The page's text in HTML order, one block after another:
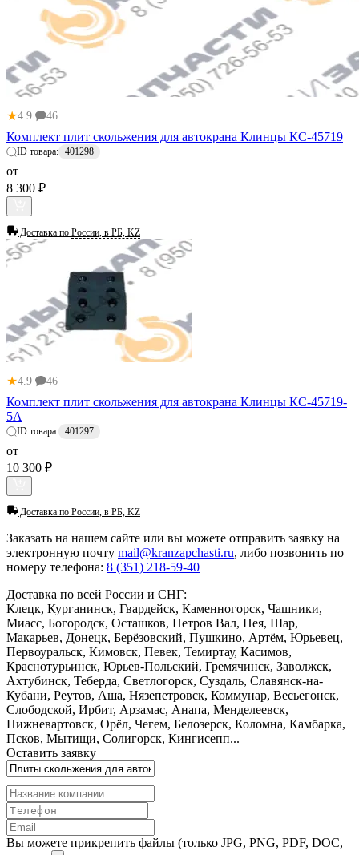
★4.9 46
Комплект плит скольжения для автокрана Клинцы КС-45719
ID товара: 401298
от
8 300 ₽
Доставка по России, в РБ, KZ
★4.9 46
Комплект плит скольжения для автокрана Клинцы КС-45719-
5А
ID товара: 401297
от
10 300 ₽
Доставка по России, в РБ, KZ
Заказать на нашем сайте или вы можете отправить заявку на
электронную почту mail@kranzapchasti.ru, либо позвонить по
номеру телефона: 8 (351) 218-59-40
Доставка по всей России и СНГ:
Клецк, Курганинск, Гвардейск, Каменногорск, Чашники,
Миасс, Богородск, Осташков, Петров Вал, Нея, Шар,
Макарьев, Донецк, Берёзовский, Пушкино, Артём, Юрьевец,
Первоуральск, Кимовск, Певек, Темиртау, Касимов,
Краснотурьинск, Юрьев-Польский, Гремячинск, Заволжск,
Ахтубинск, Теберда, Светлогорск, Суздаль, Славянск-на-
Кубани, Реутов, Аша, Нязепетровск, Коммунар, Весьегонск,
Слободской, Ирбит, Арзамас, Анапа, Менделеевск,
Нижневартовск, Орёл, Чегем, Белозерск, Коломна, Камбарка,
Псков, Мытищи, Солигорск, Кингисепп...
Оставить заявку
Вы можете прикрепить файлы (только JPG, PNG, PDF, DOC,